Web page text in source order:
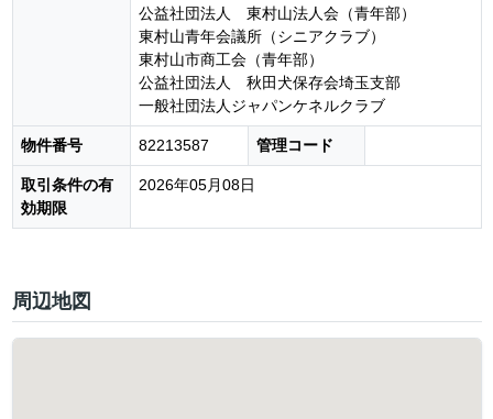
公益社団法人 東村山法人会（青年部）
東村山青年会議所（シニアクラブ）
東村山市商工会（青年部）
公益社団法人 秋田犬保存会埼玉支部
一般社団法人ジャパンケネルクラブ
物件番号 82213587 管理コード
取引条件の有
効期限
2026年05月08日
周辺地図